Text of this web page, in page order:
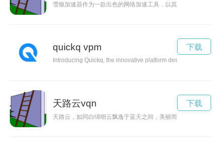
雪狼加速器作为一款出色的网络加速工具，以其稳定快速的特
quickq vpm
Introducing Quickq, the innovative platform designed to
下载
天路云vqn
天路云，如同白绵细云飘逸于蓝天之间，美丽而神秘，给人无尽
下载